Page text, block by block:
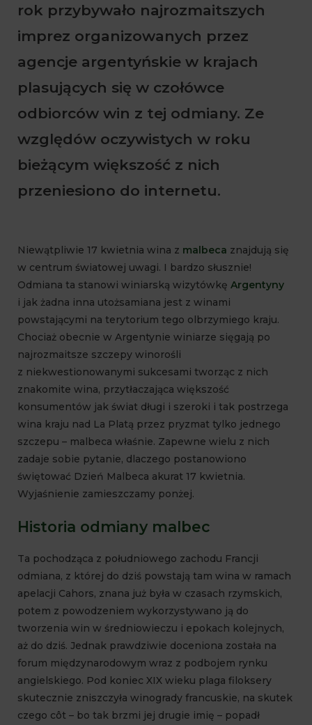
rok przybywało najrozmaitszych
imprez organizowanych przez
agencje argentyńskie w krajach
plasujących się w czołówce
odbiorców win z tej odmiany. Ze
względów oczywistych w roku
bieżącym większość z nich
przeniesiono do internetu.
Niewątpliwie 17 kwietnia wina z malbeca znajdują się
w centrum światowej uwagi. I bardzo słusznie!
Odmiana ta stanowi winiarską wizytówkę Argentyny
i jak żadna inna utożsamiana jest z winami
powstającymi na terytorium tego olbrzymiego kraju.
Chociaż obecnie w Argentynie winiarze sięgają po
najrozmaitsze szczepy winorośli
z niekwestionowanymi sukcesami tworząc z nich
znakomite wina, przytłaczająca większość
konsumentów jak świat długi i szeroki i tak postrzega
wina kraju nad La Platą przez pryzmat tylko jednego
szczepu – malbeca właśnie. Zapewne wielu z nich
zadaje sobie pytanie, dlaczego postanowiono
świętować Dzień Malbeca akurat 17 kwietnia.
Wyjaśnienie zamieszczamy ponżej.
Historia odmiany malbec
Ta pochodząca z południowego zachodu Francji
odmiana, z której do dziś powstają tam wina w ramach
apelacji Cahors, znana już była w czasach rzymskich,
potem z powodzeniem wykorzystywano ją do
tworzenia win w średniowieczu i epokach kolejnych,
aż do dziś. Jednak prawdziwie doceniona została na
forum międzynarodowym wraz z podbojem rynku
angielskiego. Pod koniec XIX wieku plaga filoksery
skutecznie zniszczyła winogrady francuskie, na skutek
czego côt – bo tak brzmi jej drugie imię – popadł